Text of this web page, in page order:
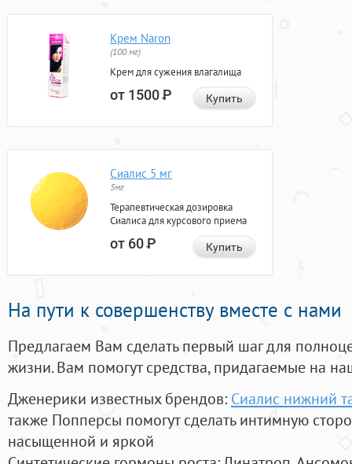
Крем Naron
(100 мг)
Крем для сужения влагалища
от 1500Р Купить
Сиалис 5 мг
5мг
Терапевтическая дозировка
Сиалиса для курсового приема
от 60Р Купить
На пути к совершенству вместе с нами
Предлагаем Вам сделать первый шаг для
жизни. Вам помогут средства, придагаемые на
Дженерики известных брендов: Сиалис нижний
также Попперсы помогут сделать интимную
насыщенной и яркой